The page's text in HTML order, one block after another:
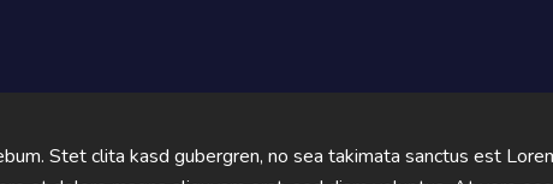
Stet clita kasd gubergren, no sea takimata sanctus est